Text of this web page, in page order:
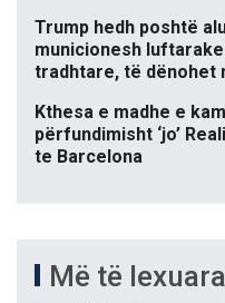
Trump hedh poshtë
municionesh
tradhtare, të dënohet
Kthesa e madhe e
përfundimisht ‘jo’
te Barcelona
Më të